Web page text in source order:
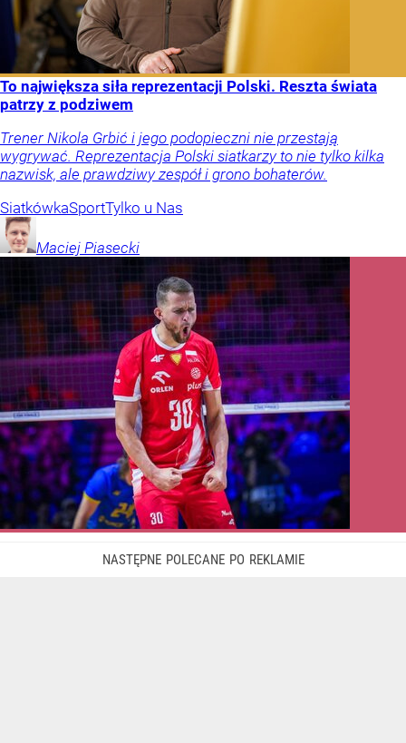
To największa siła reprezentacji Polski. Reszta świata
patrzy z podziwem
Trener Nikola Grbić i jego podopieczni nie przestają
wygrywać. Reprezentacja Polski siatkarzy to nie tylko kilka
nazwisk, ale prawdziwy zespół i grono bohaterów.
SiatkówkaSportTylko u Nas
Maciej Piasecki